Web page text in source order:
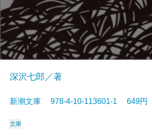
深沢七郎／著
新潮文庫 978-4-10-113601-1 649円
文庫